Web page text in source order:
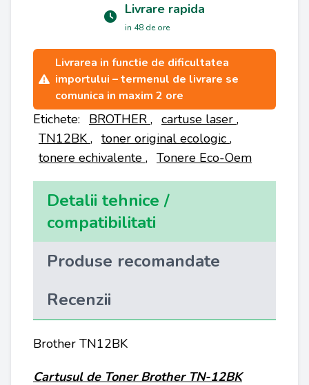
Livrare rapida
in 48 de ore
Livrarea in functie de dificultatea
importului – termenul de livrare se
comunica in maxim 2 ore
Etichete: BROTHER , cartuse laser ,
TN12BK , toner original ecologic ,
tonere echivalente , Tonere Eco-Oem
Detalii tehnice /
compatibilitati
Produse recomandate
Recenzii
Brother TN12BK
Cartusul de TonerBrother TN-12BK